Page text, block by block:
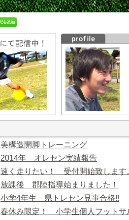
美構造開脚トレーニング
2014年 オレセン実績報告
速く走りたい！ 受付開始致します
放課後 郡陸指導始まりました！
小学4年生 県トレセン見事合格!!
春休み限定！ 小学生個人フットサ